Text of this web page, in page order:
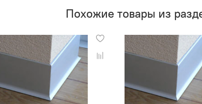
Похожие товары из